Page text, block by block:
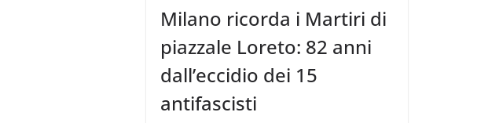
Milano ricorda i Martiri di
piazzale Loreto: 82 anni
dall’eccidio dei 15
antifascisti